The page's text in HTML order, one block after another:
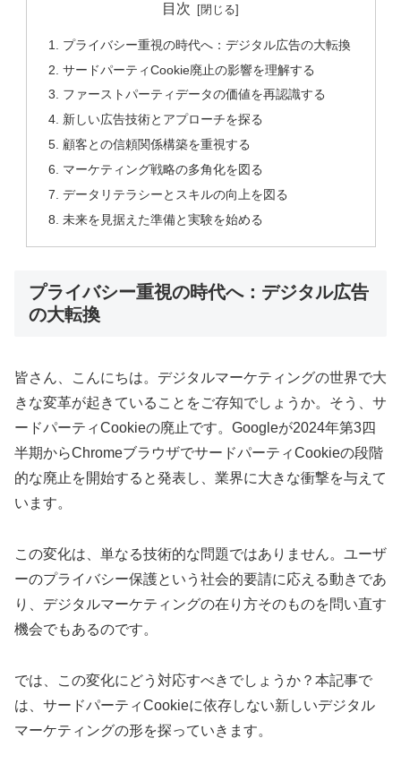
目次
プライバシー重視の時代へ：デジタル広告の大転換
サードパーティCookie廃止の影響を理解する
ファーストパーティデータの価値を再認識する
新しい広告技術とアプローチを探る
顧客との信頼関係構築を重視する
マーケティング戦略の多角化を図る
データリテラシーとスキルの向上を図る
未来を見据えた準備と実験を始める
プライバシー重視の時代へ：デジタル広告
の大転換
皆さん、こんにちは。デジタルマーケティングの世界で大
きな変革が起きていることをご存知でしょうか。そう、サ
ードパーティCookieの廃止です。Googleが2024年第3四
半期からChromeブラウザでサードパーティCookieの段階
的な廃止を開始すると発表し、業界に大きな衝撃を与えて
います。
この変化は、単なる技術的な問題ではありません。ユーザ
ーのプライバシー保護という社会的要請に応える動きであ
り、デジタルマーケティングの在り方そのものを問い直す
機会でもあるのです。
では、この変化にどう対応すべきでしょうか？本記事で
は、サードパーティCookieに依存しない新しいデジタル
マーケティングの形を探っていきます。